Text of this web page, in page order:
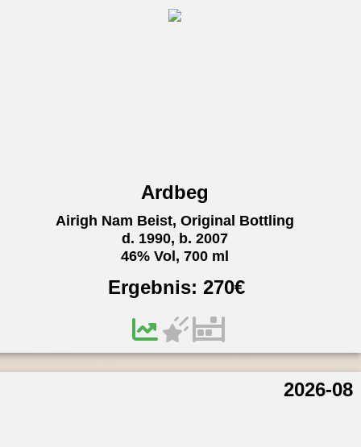
Ardbeg
Airigh Nam Beist, Original Bottling
d. 1990, b. 2007
46% Vol, 700 ml
Ergebnis: 270€
2026-08